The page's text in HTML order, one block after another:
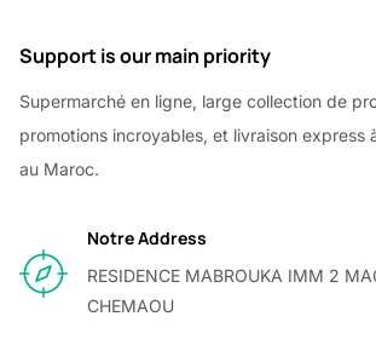
Support is our main priority
Supermarché en ligne, large collection de
promotions incroyables, et livraison express
au Maroc.
Notre Address
RESIDENCE MABROUKA IMM 2
CHEMAOU